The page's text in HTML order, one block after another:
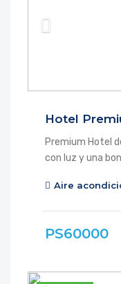
Hotel
Premium Hotel
con luz y una
Aire
PS60000